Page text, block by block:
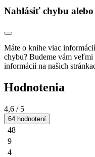
Nahlásiť chybu
Máte o knihe viac
chybu? Budeme vám
informácií na našich
Hodnotenia
4,6 / 5
64 hodnotení
48
9
4